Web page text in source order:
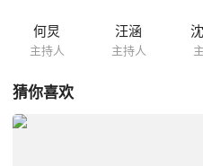
何炅
主持人
汪涵
主持人
猜你喜欢